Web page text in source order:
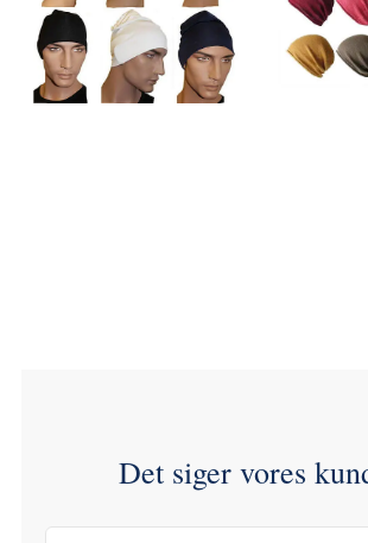
Vedi tutte le opzioni
Det siger vores